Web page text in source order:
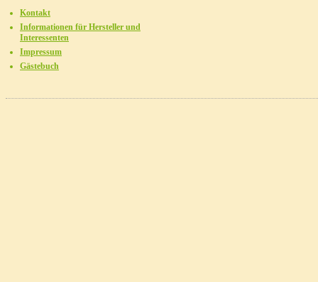
Kontakt
Informationen für Hersteller und
Interessenten
Impressum
Gästebuch